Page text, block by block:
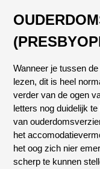
Wanneer je tussen
lezen, dit is heel
verder van de ogen
letters nog duidelijk
van
het
het oog zich nier
scherp te kunnen